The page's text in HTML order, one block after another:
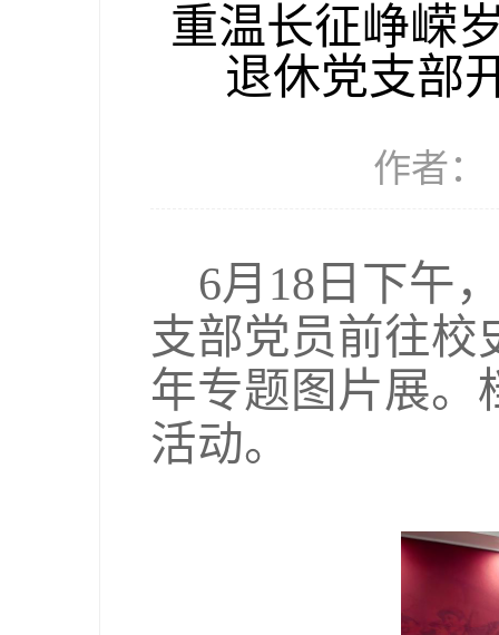
重温长征峥嵘
退休党支部
作者：
6月18日下午
支部党员前往校
年专题图片展。
活动。